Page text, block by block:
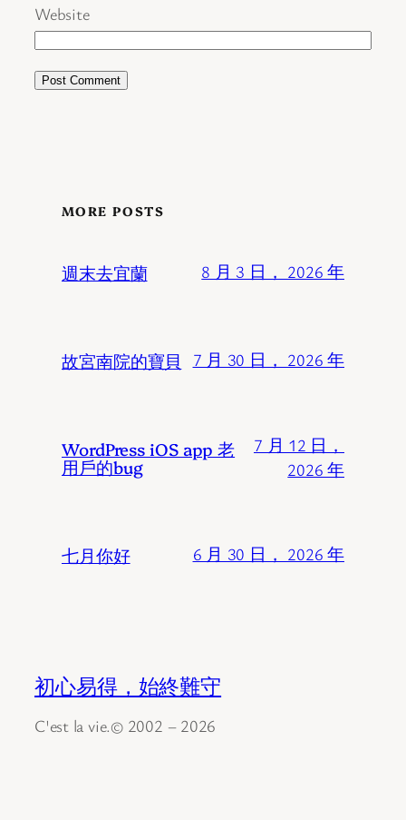
Website
MORE POSTS
週末去宜蘭 8 月 3 日， 2026 年
故宮南院的寶貝 7 月 30 日， 2026 年
WordPress iOS app 老
用戶的bug
7 月 12 日，
2026 年
七月你好 6 月 30 日， 2026 年
初心易得，始終難守
C'est la vie.© 2002 – 2026